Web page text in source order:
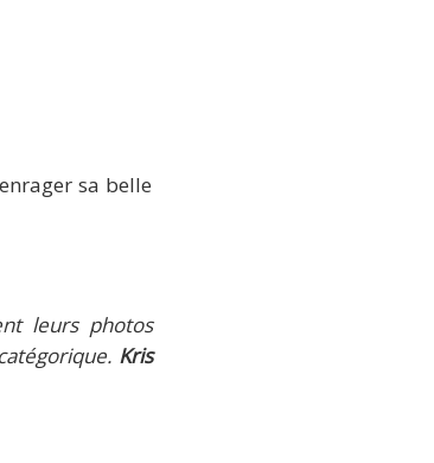
sa belle
leurs photos
Kris